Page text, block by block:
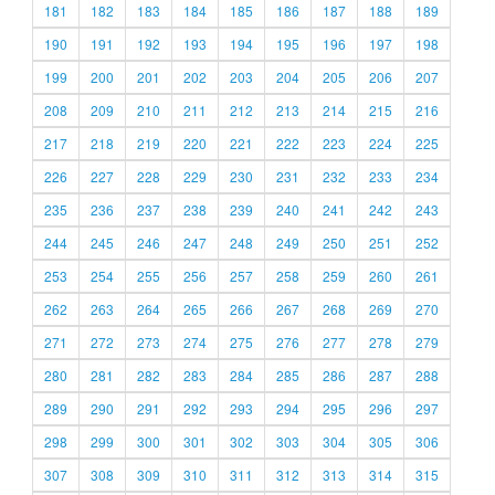
181 182 183 184 185 186 187 188
189
190
191 192 193 194 195 196 197
198
199
200 201 202 203 204 205 206
207
208
209 210 211 212 213 214 215
216
217
218 219 220 221 222 223 224
225
226
227 228 229 230 231 232 233
234
235
236 237 238 239 240 241 242
243
244
245 246 247 248 249 250 251
252
253
254 255 256 257 258 259 260
261
262
263 264 265 266 267 268 269
270
271
272 273 274 275 276 277 278
279
280
281 282 283 284 285 286 287
288
289
290 291 292 293 294 295 296
297
298
299 300 301 302 303 304 305
306
307
308 309 310 311 312 313 314 315